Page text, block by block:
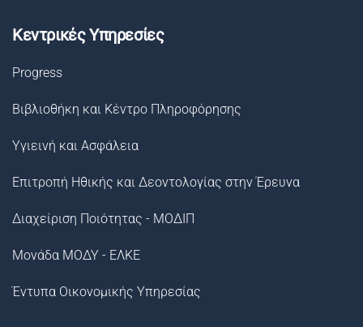
Κεντρικές Υπηρεσίες
Progress
Βιβλιοθήκη και Κέντρο Πληροφόρησης
Υγιεινή και Ασφάλεια
Επιτροπή Ηθικής και Δεοντολογίας στην Έρευνα
Διαχείριση Ποιότητας - ΜΟΔΙΠ
Μονάδα ΜΟΔΥ - ΕΛΚΕ
Έντυπα Οικονομικής Υπηρεσίας